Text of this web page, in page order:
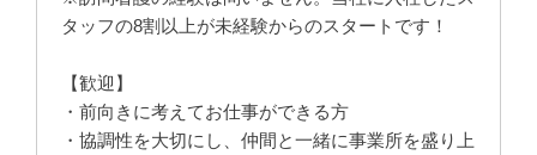
タッフの8割以上が未経験からのスタートです！
【歓迎】
・前向きに考えてお仕事ができる方
・協調性を大切にし、仲間と一緒に事業所を盛り上